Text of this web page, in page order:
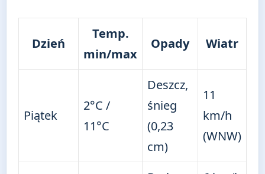
Dzień
Temp.
min/max
Opady Wiatr
Piątek
2°C /
11°C
Deszcz,
śnieg
(0,23
cm)
11
km/h
(WNW)